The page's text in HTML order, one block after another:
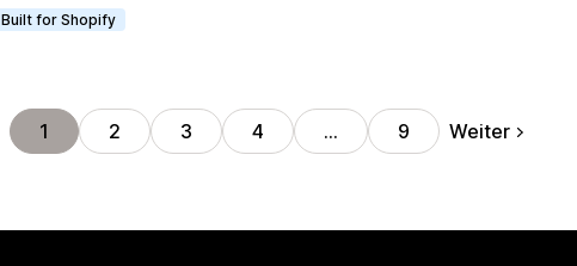
Built for Shopify
1 2 3 4 … 9 Weiter